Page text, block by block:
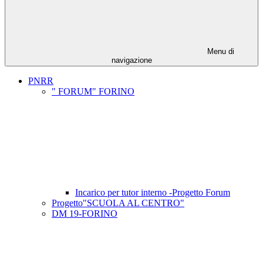
Menu di
navigazione
PNRR
" FORUM" FORINO
Incarico per tutor interno -Progetto Forum
Progetto"SCUOLA AL CENTRO"
DM 19-FORINO